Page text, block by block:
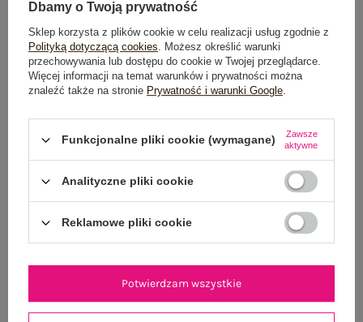
OPIS PRODUKTU
GŁÓWNE PARAMETRY
OPINIE O PRODUKCIE (0)
WYSYŁKA I DOSTAWA
OSTATNIO OGLĄDANE
Dbamy o Twoją prywatność
Sklep korzysta z plików cookie w celu realizacji usług zgodnie z
Polityką dotyczącą cookies. Możesz określić warunki
przechowywania lub dostępu do cookie w Twojej przeglądarce.
Więcej informacji na temat warunków i prywatności można
znaleźć także na stronie Prywatność i warunki Google.
Funkcjonalne pliki cookie (wymagane)
Zawsze
aktywne
Analityczne pliki cookie
Reklamowe pliki cookie
Potwierdzam wszystkie